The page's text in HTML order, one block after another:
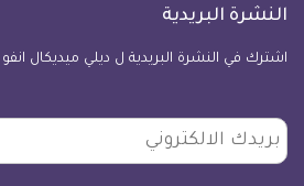
النشرة البريدية
اشترك في النشرة البريدية ل ديلي ميديكال
بريدك
الالكتروني